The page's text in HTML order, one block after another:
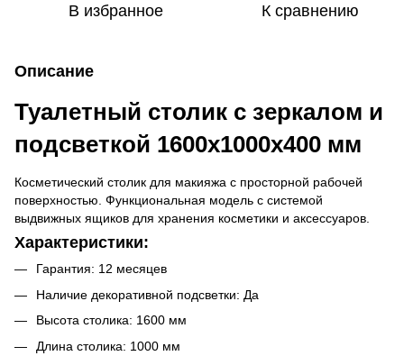
В избранное К сравнению
Описание
Туалетный столик с зеркалом и
подсветкой 1600х1000х400 мм
Косметический столик для макияжа с просторной рабочей
поверхностью. Функциональная модель с системой
выдвижных ящиков для хранения косметики и аксессуаров.
Характеристики:
Гарантия: 12 месяцев
Наличие декоративной подсветки: Да
Высота столика: 1600 мм
Длина столика: 1000 мм